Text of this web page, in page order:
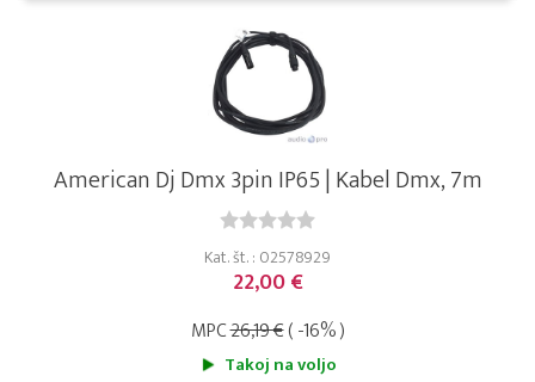
American Dj Dmx 3pin IP65 | Kabel Dmx, 7m
Kat. št. : 02578929
22,00 €
MPC26,19 €( -16% )
Takoj na voljo